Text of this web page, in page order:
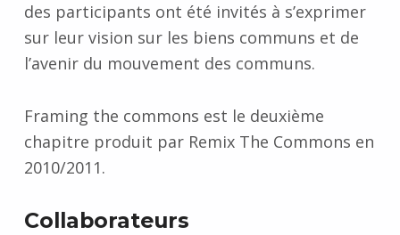
des participants ont été invités à s’exprimer
sur leur vision sur les biens communs et de
l’avenir du mouvement des communs.
Framing the commons est le deuxième
chapitre produit par Remix The Commons en
2010/2011.
Collaborateurs